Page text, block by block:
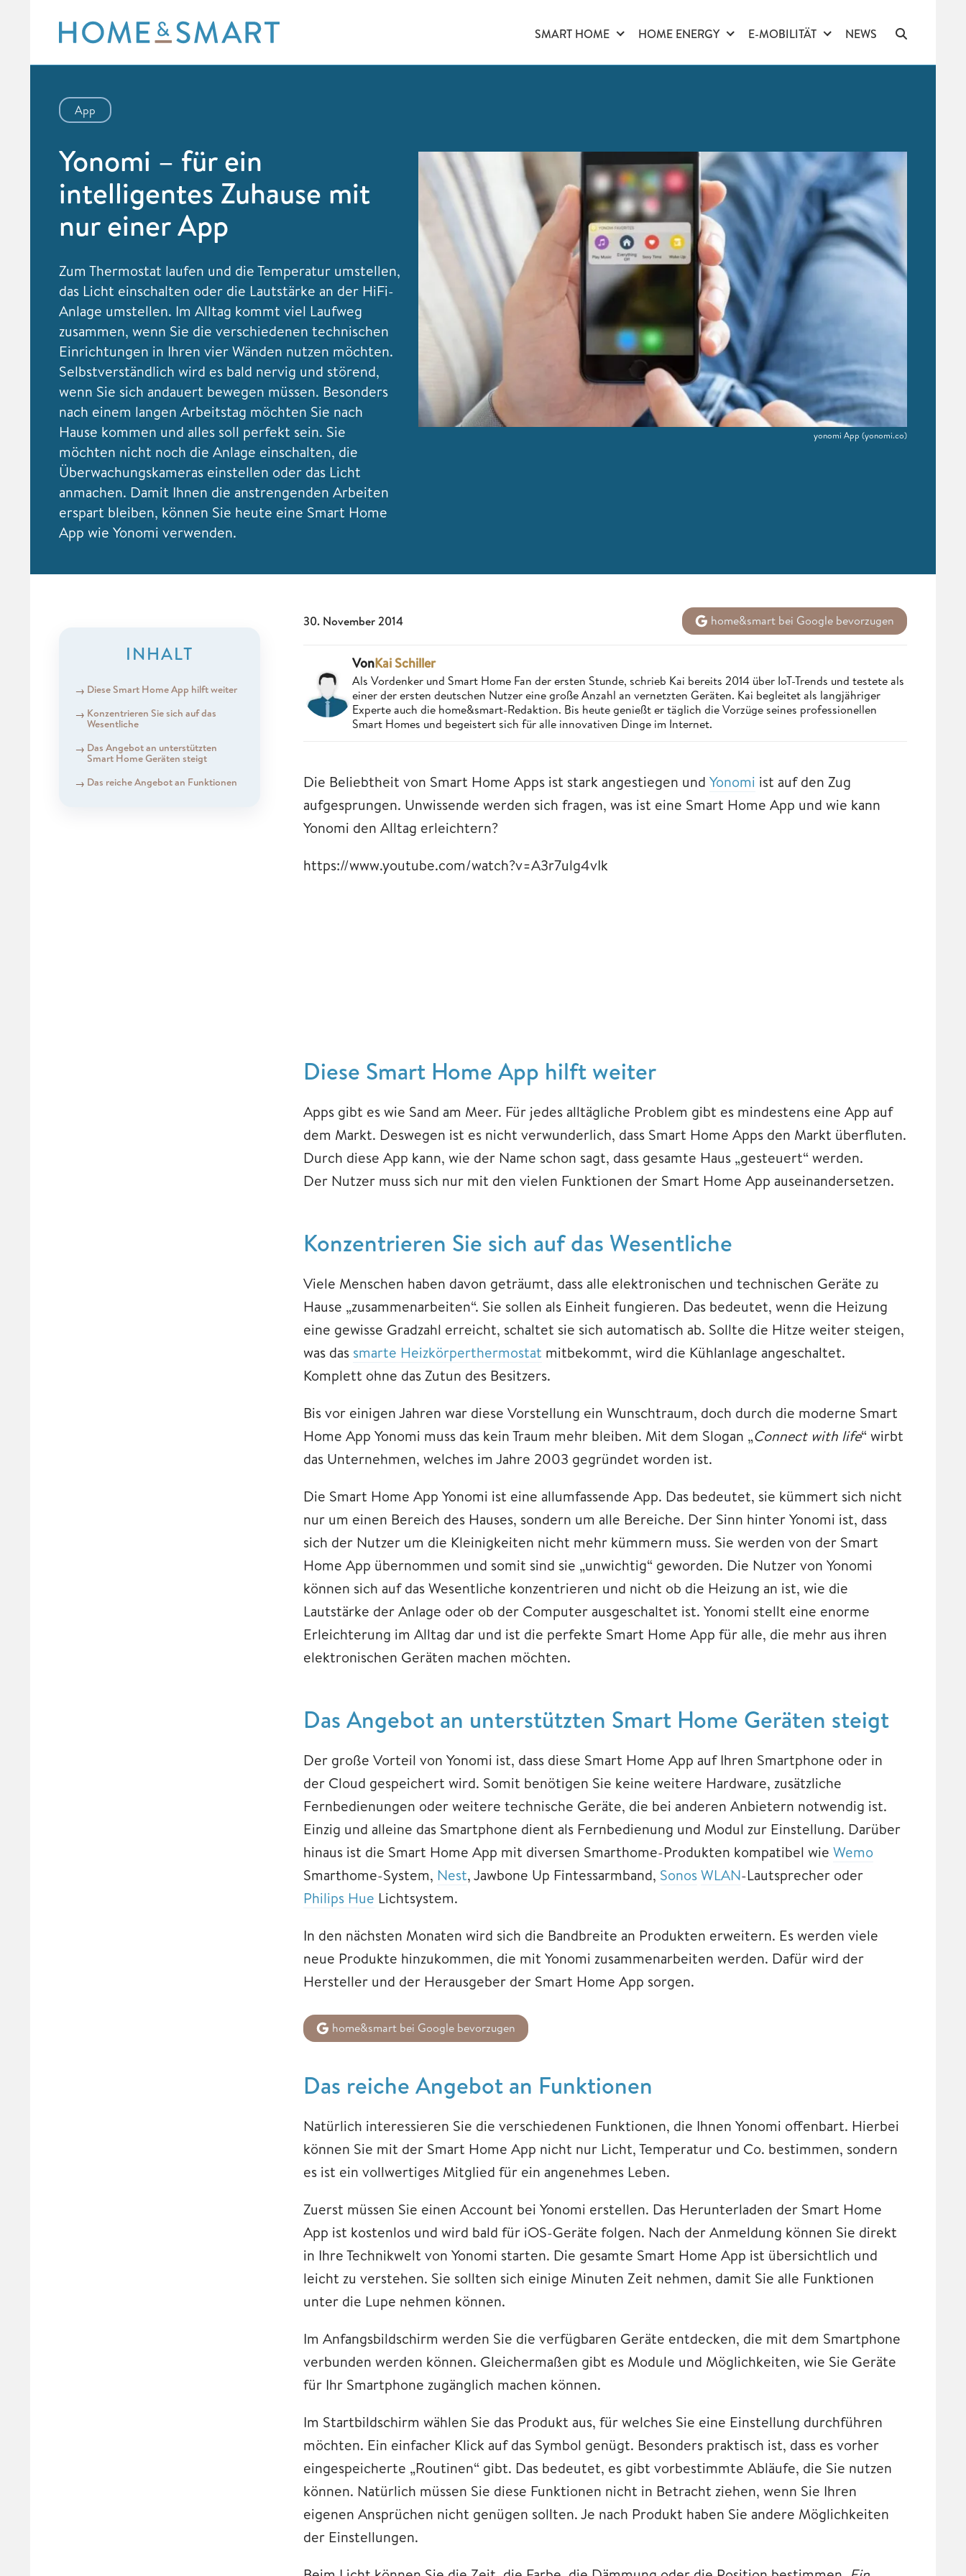
content
SMART HOME HOME ENERGY E-MOBILITÄT NEWS
App
Yonomi – für ein
intelligentes Zuhause mit
nur einer App
Zum Thermostat laufen und die Temperatur umstellen,
das Licht einschalten oder die Lautstärke an der HiFi-
Anlage umstellen. Im Alltag kommt viel Laufweg
zusammen, wenn Sie die verschiedenen technischen
Einrichtungen in Ihren vier Wänden nutzen möchten.
Selbstverständlich wird es bald nervig und störend,
wenn Sie sich andauert bewegen müssen. Besonders
nach einem langen Arbeitstag möchten Sie nach
Hause kommen und alles soll perfekt sein. Sie
möchten nicht noch die Anlage einschalten, die
Überwachungskameras einstellen oder das Licht
anmachen. Damit Ihnen die anstrengenden Arbeiten
erspart bleiben, können Sie heute eine Smart Home
App wie Yonomi verwenden.
yonomi App (yonomi.co)
INHALT
Diese Smart Home App hilft weiter
Konzentrieren Sie sich auf das
Wesentliche
Das Angebot an unterstützten
Smart Home Geräten steigt
Das reiche Angebot an Funktionen
30. November 2014 home&smart bei Google bevorzugen
VonKai Schiller
Als Vordenker und Smart Home Fan der ersten Stunde, schrieb Kai bereits 2014 über IoT-Trends und testete als
einer der ersten deutschen Nutzer eine große Anzahl an vernetzten Geräten. Kai begleitet als langjähriger
Experte auch die home&smart-Redaktion. Bis heute genießt er täglich die Vorzüge seines professionellen
Smart Homes und begeistert sich für alle innovativen Dinge im Internet.
Die Beliebtheit von Smart Home Apps ist stark angestiegen und Yonomi ist auf den Zug
aufgesprungen. Unwissende werden sich fragen, was ist eine Smart Home App und wie kann
Yonomi den Alltag erleichtern?
https://www.youtube.com/watch?v=A3r7ulg4vIk
Diese Smart Home App hilft weiter
Apps gibt es wie Sand am Meer. Für jedes alltägliche Problem gibt es mindestens eine App auf
dem Markt. Deswegen ist es nicht verwunderlich, dass Smart Home Apps den Markt überfluten.
Durch diese App kann, wie der Name schon sagt, dass gesamte Haus „gesteuert“ werden.
Der Nutzer muss sich nur mit den vielen Funktionen der Smart Home App auseinandersetzen.
Konzentrieren Sie sich auf das Wesentliche
Viele Menschen haben davon geträumt, dass alle elektronischen und technischen Geräte zu
Hause „zusammenarbeiten“. Sie sollen als Einheit fungieren. Das bedeutet, wenn die Heizung
eine gewisse Gradzahl erreicht, schaltet sie sich automatisch ab. Sollte die Hitze weiter steigen,
was das smarte Heizkörperthermostat mitbekommt, wird die Kühlanlage angeschaltet.
Komplett ohne das Zutun des Besitzers.
Bis vor einigen Jahren war diese Vorstellung ein Wunschtraum, doch durch die moderne Smart
Home App Yonomi muss das kein Traum mehr bleiben. Mit dem Slogan „Connect with life“ wirbt
das Unternehmen, welches im Jahre 2003 gegründet worden ist.
Die Smart Home App Yonomi ist eine allumfassende App. Das bedeutet, sie kümmert sich nicht
nur um einen Bereich des Hauses, sondern um alle Bereiche. Der Sinn hinter Yonomi ist, dass
sich der Nutzer um die Kleinigkeiten nicht mehr kümmern muss. Sie werden von der Smart
Home App übernommen und somit sind sie „unwichtig“ geworden. Die Nutzer von Yonomi
können sich auf das Wesentliche konzentrieren und nicht ob die Heizung an ist, wie die
Lautstärke der Anlage oder ob der Computer ausgeschaltet ist. Yonomi stellt eine enorme
Erleichterung im Alltag dar und ist die perfekte Smart Home App für alle, die mehr aus ihren
elektronischen Geräten machen möchten.
Das Angebot an unterstützten Smart Home Geräten steigt
Der große Vorteil von Yonomi ist, dass diese Smart Home App auf Ihren Smartphone oder in
der Cloud gespeichert wird. Somit benötigen Sie keine weitere Hardware, zusätzliche
Fernbedienungen oder weitere technische Geräte, die bei anderen Anbietern notwendig ist.
Einzig und alleine das Smartphone dient als Fernbedienung und Modul zur Einstellung. Darüber
hinaus ist die Smart Home App mit diversen Smarthome-Produkten kompatibel wie Wemo
Smarthome-System, Nest, Jawbone Up Fintessarmband, SonosWLAN-Lautsprecher oder
Philips Hue Lichtsystem.
In den nächsten Monaten wird sich die Bandbreite an Produkten erweitern. Es werden viele
neue Produkte hinzukommen, die mit Yonomi zusammenarbeiten werden. Dafür wird der
Hersteller und der Herausgeber der Smart Home App sorgen.
home&smart bei Google bevorzugen
Das reiche Angebot an Funktionen
Natürlich interessieren Sie die verschiedenen Funktionen, die Ihnen Yonomi offenbart. Hierbei
können Sie mit der Smart Home App nicht nur Licht, Temperatur und Co. bestimmen, sondern
es ist ein vollwertiges Mitglied für ein angenehmes Leben.
Zuerst müssen Sie einen Account bei Yonomi erstellen. Das Herunterladen der Smart Home
App ist kostenlos und wird bald für iOS-Geräte folgen. Nach der Anmeldung können Sie direkt
in Ihre Technikwelt von Yonomi starten. Die gesamte Smart Home App ist übersichtlich und
leicht zu verstehen. Sie sollten sich einige Minuten Zeit nehmen, damit Sie alle Funktionen
unter die Lupe nehmen können.
Im Anfangsbildschirm werden Sie die verfügbaren Geräte entdecken, die mit dem Smartphone
verbunden werden können. Gleichermaßen gibt es Module und Möglichkeiten, wie Sie Geräte
für Ihr Smartphone zugänglich machen können.
Im Startbildschirm wählen Sie das Produkt aus, für welches Sie eine Einstellung durchführen
möchten. Ein einfacher Klick auf das Symbol genügt. Besonders praktisch ist, dass es vorher
eingespeicherte „Routinen“ gibt. Das bedeutet, es gibt vorbestimmte Abläufe, die Sie nutzen
können. Natürlich müssen Sie diese Funktionen nicht in Betracht ziehen, wenn Sie Ihren
eigenen Ansprüchen nicht genügen sollten. Je nach Produkt haben Sie andere Möglichkeiten
der Einstellungen.